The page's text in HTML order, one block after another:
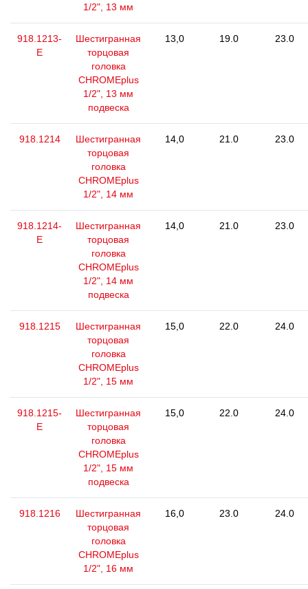
1/2", 13 мм
918.1213-
E
Шестигранная
торцовая
головка
CHROMEplus
1/2", 13 мм
подвеска
13,0 19.0 23.0
918.1214
Шестигранная
торцовая
головка
CHROMEplus
1/2", 14 мм
14,0 21.0 23.0
918.1214-
E
Шестигранная
торцовая
головка
CHROMEplus
1/2", 14 мм
подвеска
14,0 21.0 23.0
918.1215
Шестигранная
торцовая
головка
CHROMEplus
1/2", 15 мм
15,0 22.0 24.0
918.1215-
E
Шестигранная
торцовая
головка
CHROMEplus
1/2", 15 мм
подвеска
15,0 22.0 24.0
918.1216
Шестигранная
торцовая
головка
CHROMEplus
1/2", 16 мм
16,0 23.0 24.0